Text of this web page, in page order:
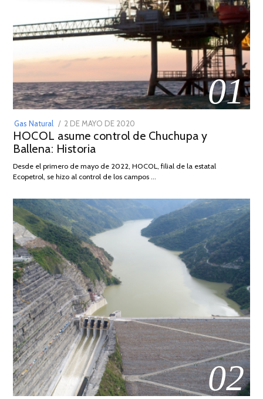
01
Gas Natural
POSTED
ON
2 DE MAYO DE 2020
DE
2026
HOCOL asume control de Chuchupa y
Ballena: Historia
Desde el primero de mayo de 2022, HOCOL, filial de la estatal
Ecopetrol, se hizo al control de los campos …
02